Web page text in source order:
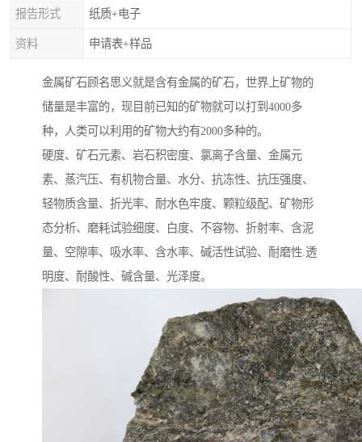
报告形式 纸质+电子
资料 申请表+样品
金属矿石顾名思义就是含有金属的矿石，世界上矿物的
储量是丰富的，现目前已知的矿物就可以打到4000多
种，人类可以利用的矿物大约有2000多种的。
硬度、矿石元素、岩石积密度、氯离子含量、金属元
素、蒸汽压、有机物合量、水分、抗冻性、抗压强度、
轻物质含量、折光率、耐水色牢度、颗粒级配、矿物形
态分析、磨耗试验细度、白度、不容物、折射率、含泥
量、空隙率、吸水率、含水率、碱活性试验、耐磨性.透
明度、耐酸性、碱含量、光泽度。